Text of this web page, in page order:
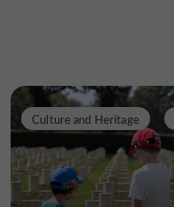
Culture and Heritage